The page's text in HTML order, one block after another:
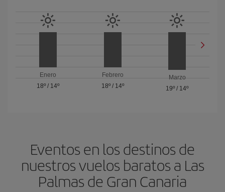
Enero
18º/ 14º
Febrero
18º/ 14º
Marzo
19º / 14º
Eventos en los destinos de
nuestros vuelos baratos a Las
Palmas de Gran Canaria